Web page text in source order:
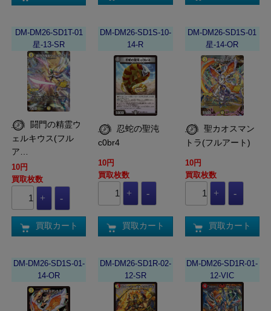
DM-DM26-SD1T-01
星-13-SR
ェルキウス(フル
ア…
10円
買取枚数
買取カート
DM-DM26-SD1S-10-
14-R
c0br4
10円
買取枚数
買取カート
DM-DM26-SD1S-01
星-14-OR
トラ(フルアート)
10円
買取枚数
買取カート
DM-DM26-SD1S-01-
14-OR
DM-DM26-SD1R-02-
12-SR
DM-DM26-SD1R-01-
12-VIC